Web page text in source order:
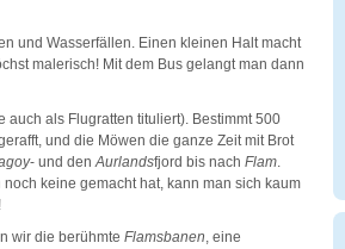
und Wasserfällen. Einen kleinen Halt macht
malerisch! Mit dem Bus gelangt man dann
als Flugratten tituliert). Bestimmt 500
und die Möwen die ganze Zeit mit Brot
- und denAurlandsfjord bis nach Flam.
keine gemacht hat, kann man sich kaum
wir die berühmte Flamsbanen, eine